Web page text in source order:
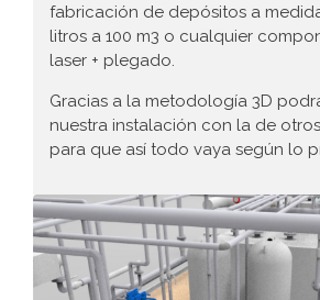
fabricación de depósitos a
litros a 100 m3 o cualquier
laser + plegado.
Gracias a la metodología 3D
nuestra instalación con la de
para que así todo vaya según lo